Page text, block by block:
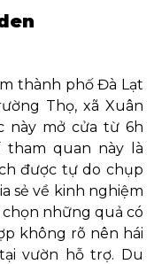
thành phố Đà Lạt
Thọ, xã Xuân
này mở cửa từ 6h
tham quan này là
được tự do chụp
sẻ về kinh nghiệm
những quả có
không rõ nên hái
vườn hỗ trợ. Du